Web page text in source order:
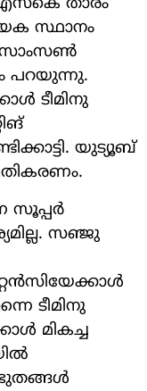
സ്ഥാനം
സാംസൺ
പറയുന്നു.
ടീമിനു
യുട്യൂബ്
സൂപ്പർ
സഞ്ജു
ടീമിനു
മികച്ച